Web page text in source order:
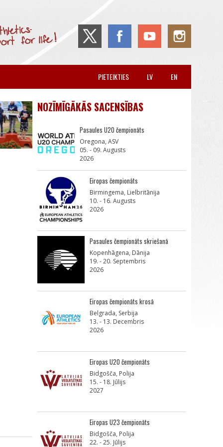
EN
LV
PIETEIKTIES
NOZĪMĪGĀKĀS SACENSĪBAS
Pasaules U20 čempionāts
Oregona, ASV
05. - 09. Augusts
2026
Eiropas čempionāts
Birmingema, Lielbritānija
10. - 16. Augusts
2026
Pasaules čempionāts skriešanā
Kopenhāgena, Dānija
19. - 20. Septembris
2026
Eiropas čempionāts krosā
Belgrada, Serbija
13. - 13. Decembris
2026
Eiropas U20 čempionāts
Bidgošča, Polija
15. - 18. Jūlijs
2027
Eiropas U23 čempionāts
Bidgošča, Polija
22. - 25. Jūlijs